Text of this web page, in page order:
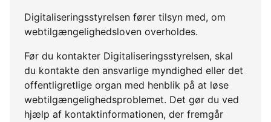
Digitaliseringsstyrelsen fører tilsyn med, om
webtilgængelighedsloven overholdes.
Før du kontakter Digitaliseringsstyrelsen, skal
du kontakte den ansvarlige myndighed eller det
offentligretlige organ med henblik på at løse
webtilgængelighedsproblemet. Det gør du ved
hjælp af kontaktinformationen, der fremgår